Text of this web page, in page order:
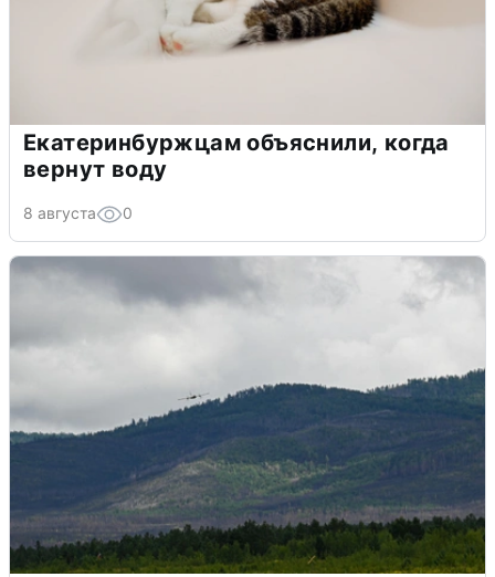
Екатеринбуржцам объяснили, когда
вернут воду
8 августа 0